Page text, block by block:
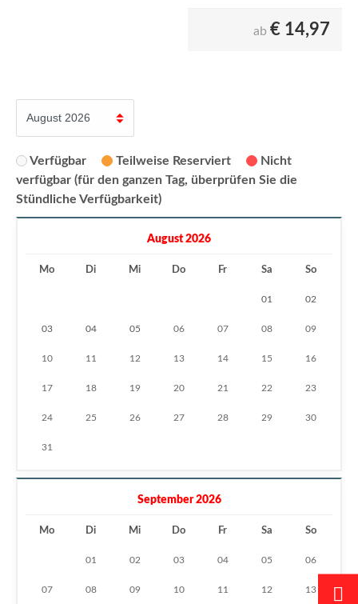
ab € 14,97
Verfügbar Teilweise Reserviert
Nicht
verfügbar (für den ganzen Tag, überprüfen Sie die
Stündliche Verfügbarkeit)
August 2026
Mo Di Mi Do Fr Sa So
01 02
03 04 05 06 07 08 09
10 11 12 13 14 15 16
17 18 19 20 21 22 23
24 25 26 27 28 29 30
31
September 2026
Mo Di Mi Do Fr Sa So
01 02 03 04 05 06
07 08 09 10 11 12 13